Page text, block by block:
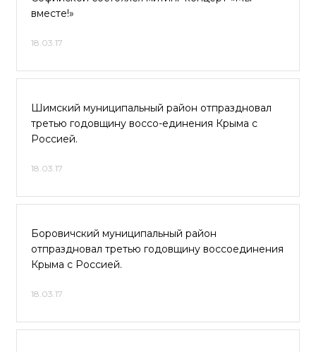
вместе!»
18.03.17
Шимский муниципальный район отпраздновал
третью годовщину воссо-единения Крыма с
Россией.
18.03.17
Боровичский муниципальный район
отпраздновал третью годовщину воссоединения
Крыма с Россией.
18.03.17